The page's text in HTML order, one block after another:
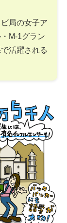
局の女子ア
M-1グラン
活躍される